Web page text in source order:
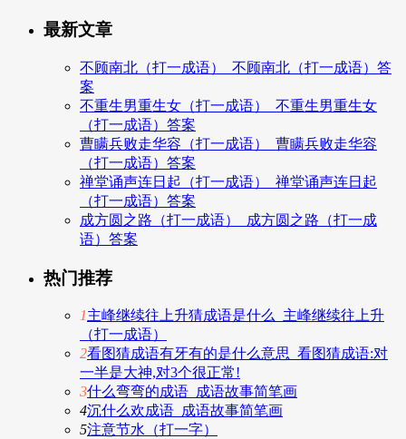
最新文章
不顾南北（打一成语）_不顾南北（打一成语）答
案
不重生男重生女（打一成语）_不重生男重生女
（打一成语）答案
曹瞒兵败走华容（打一成语）_曹瞒兵败走华容
（打一成语）答案
禅堂诵声连日起（打一成语）_禅堂诵声连日起
（打一成语）答案
成方圆之路（打一成语）_成方圆之路（打一成
语）答案
热门推荐
1主峰继续往上升猜成语是什么_主峰继续往上升
（打一成语）
2看图猜成语有牙有的是什么意思_看图猜成语:对
一半是大神,对3个很正常!
3什么弯弯的成语_成语故事简笔画
4沉什么欢成语_成语故事简笔画
5注意节水（打一字）